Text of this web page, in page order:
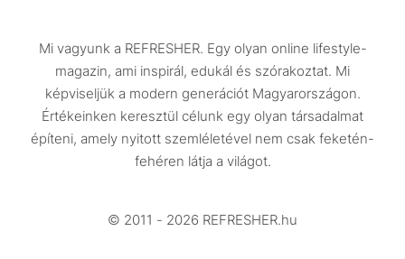
Utazás
Életmód
Design
Beszélgetések
Videó
Mi vagyunk a REFRESHER. Egy olyan online lifestyle-
magazin, ami inspirál, edukál és szórakoztat. Mi
képviseljük a modern generációt Magyarországon.
Értékeinken keresztül célunk egy olyan társadalmat
építeni, amely nyitott szemléletével nem csak feketén-
fehéren látja a világot.
© 2011 - 2026 REFRESHER.hu